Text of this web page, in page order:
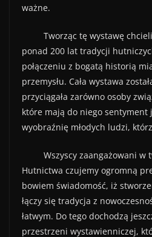
ważne.
Tworząc tę wystawę
ponad 200 lat tradycji
połączeniu z bogatą historią
przemysłu. Cała wystawa
przyciągała zarówno osoby
które mają do niego sentyment
wyobraźnię młodych ludzi,
Wszyscy zaangażowani w
Hutnictwa czujemy ogromną
bowiem świadomość, iż
łączy się tradycja z
łatwym. Do tego dochodzą
przestrzeni wystawienniczej,